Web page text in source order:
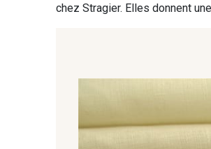
chez Stragier. Elles donnent